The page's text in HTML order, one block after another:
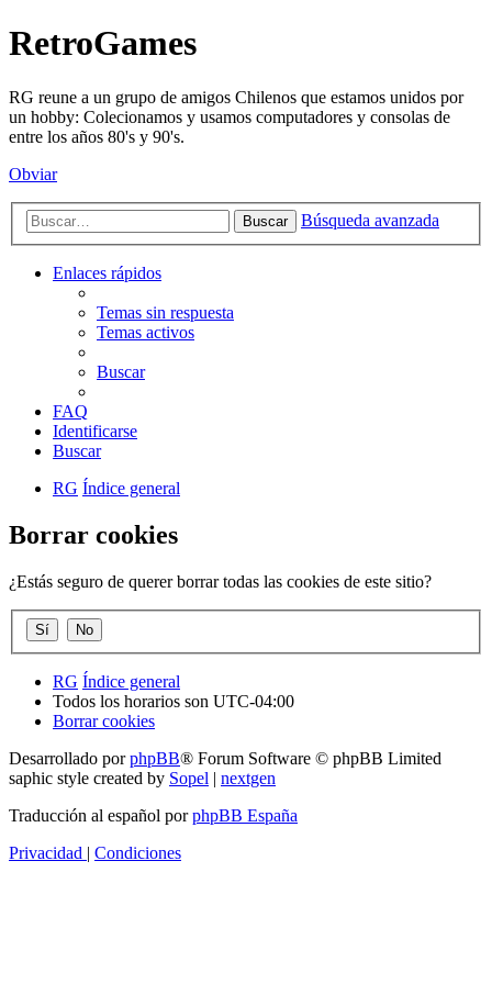
RetroGames
RG reune a un grupo de amigos Chilenos que estamos unidos por
un hobby: Colecionamos y usamos computadores y consolas de
entre los años 80's y 90's.
Obviar
Buscar Búsqueda avanzada
Enlaces rápidos
Temas sin respuesta
Temas activos
Buscar
FAQ
Identificarse
Buscar
RG Índice general
Borrar cookies
¿Estás seguro de querer borrar todas las cookies de este sitio?
RG Índice general
Todos los horarios son UTC-04:00
Borrar cookies
Desarrollado porphpBB® Forum Software © phpBB Limited
saphic style created by Sopel | nextgen
Traducción al español porphpBB España
Privacidad | Condiciones